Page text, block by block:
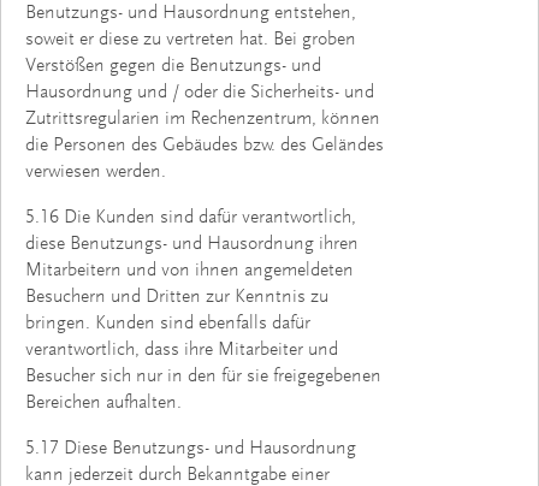
Benutzungs- und Hausordnung entstehen,
soweit er diese zu vertreten hat. Bei groben
Verstößen gegen die Benutzungs- und
Hausordnung und / oder die Sicherheits- und
Zutrittsregularien im Rechenzentrum, können
die Personen des Gebäudes bzw. des Geländes
verwiesen werden.
5.16 Die Kunden sind dafür verantwortlich,
diese Benutzungs- und Hausordnung ihren
Mitarbeitern und von ihnen angemeldeten
Besuchern und Dritten zur Kenntnis zu
bringen. Kunden sind ebenfalls dafür
verantwortlich, dass ihre Mitarbeiter und
Besucher sich nur in den für sie freigegebenen
Bereichen aufhalten.
5.17 Diese Benutzungs- und Hausordnung
kann jederzeit durch Bekanntgabe einer